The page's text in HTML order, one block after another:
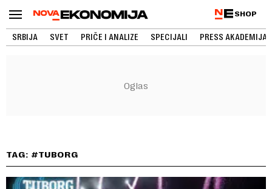
SHOP
SRBIJA SVET PRIČE I ANALIZE SPECIJALI PRESS AKADEMIJA
TAG: #TUBORG